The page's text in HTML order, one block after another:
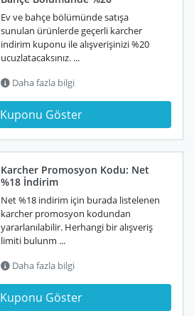
Ev ve bahçe bölümünde satışa
sunulan ürünlerde geçerli karcher
indirim kuponu ile alışverişinizi %20
ucuzlatacaksınız. ...
Daha fazla bilgi
Kuponu Göster
Karcher Promosyon Kodu: Net
%18 İndirim
Net %18 indirim için burada listelenen
karcher promosyon kodundan
yararlanılabilir. Herhangi bir alışveriş
limiti bulunm ...
Daha fazla bilgi
Kuponu Göster